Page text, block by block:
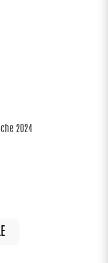
2024